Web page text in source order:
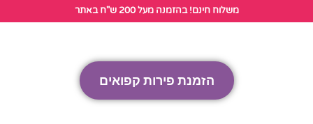
משלוח חינם! בהזמנה מעל 200 ש"ח באתר
הזמנת פירות קפואים